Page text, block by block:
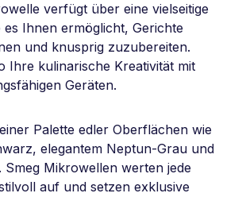
verfügt über eine vielseitige
Ihnen ermöglicht, Gerichte
und knusprig zuzubereiten.
Ihre kulinarische Kreativität mit
Geräten.
Palette edler Oberflächen wie
elegantem Neptun-Grau und
Smeg Mikrowellen werten jede
auf und setzen exklusive